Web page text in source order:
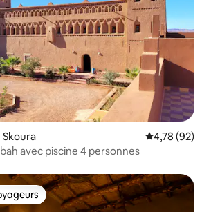
Skoura Note
4,78 (92)
avec piscine 4 personnes